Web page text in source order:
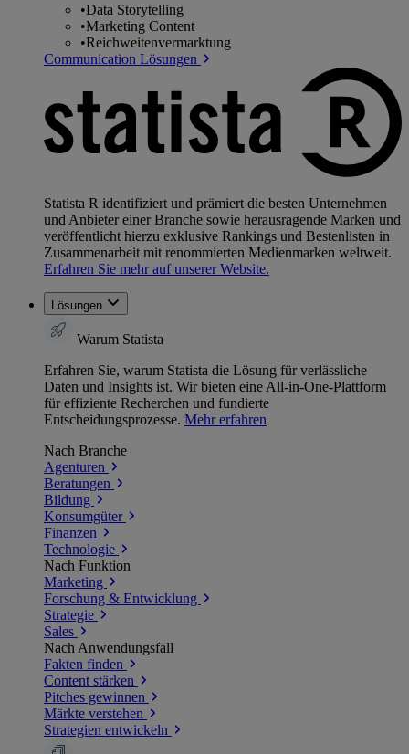
•Data Storytelling
•Marketing Content
•Reichweitenvermarktung
Communication Lösungen
Statista R identifiziert und prämiert die besten Unternehmen
und Anbieter einer Branche sowie herausragende Marken und
veröffentlicht hierzu exklusive Rankings und Bestenlisten in
Zusammenarbeit mit renommierten Medienmarken weltweit.
Erfahren Sie mehr auf unserer Website.
Lösungen
Warum Statista
Erfahren Sie, warum Statista die Lösung für verlässliche
Daten und Insights ist. Wir bieten eine All-in-One-Plattform
für effiziente Recherchen und fundierte
Entscheidungsprozesse. Mehr erfahren
Nach Branche
Agenturen
Beratungen
Bildung
Konsumgüter
Finanzen
Technologie
Nach Funktion
Marketing
Forschung & Entwicklung
Strategie
Sales
Nach Anwendungsfall
Fakten finden
Content stärken
Pitches gewinnen
Märkte verstehen
Strategien entwickeln